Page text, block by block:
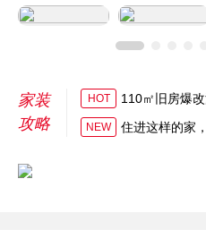
家装
攻略
HOT 110㎡旧房爆
NEW 住进这样的家